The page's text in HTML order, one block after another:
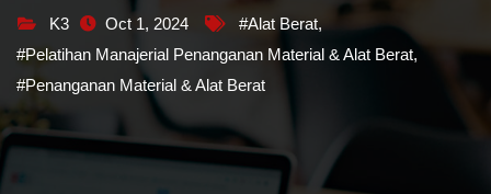
K3 Oct 1, 2024 #Alat Berat,
#Pelatihan Manajerial Penanganan Material & Alat Berat,
#Penanganan Material & Alat Berat